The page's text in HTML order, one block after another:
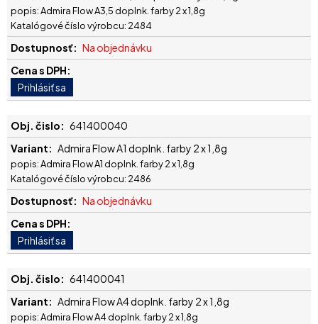
popis: Admira Flow A3,5 doplnk. farby 2 x 1,8g
Katalógové číslo výrobcu: 2484
Na objednávku
641400040
Admira Flow A1 doplnk. farby 2 x 1,8g
popis: Admira Flow A1 doplnk. farby 2 x 1,8g
Katalógové číslo výrobcu: 2486
Na objednávku
641400041
Admira Flow A4 doplnk. farby 2 x 1,8g
popis: Admira Flow A4 doplnk. farby 2 x 1,8g